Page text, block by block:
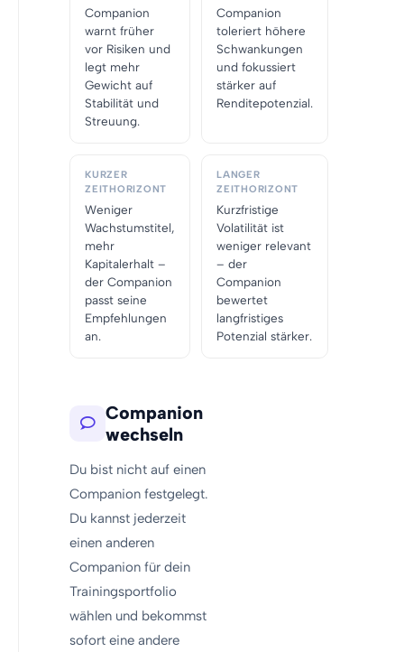
Companion
warnt früher
vor Risiken und
legt mehr
Gewicht auf
Stabilität und
Streuung.
Companion
toleriert höhere
Schwankungen
und fokussiert
stärker auf
Renditepotenzial.
KURZER
ZEITHORIZONT
Weniger
Wachstumstitel,
mehr
Kapitalerhalt –
der Companion
passt seine
Empfehlungen
an.
LANGER
ZEITHORIZONT
Kurzfristige
Volatilität ist
weniger relevant
– der
Companion
bewertet
langfristiges
Potenzial stärker.
Companion
wechseln
Du bist nicht auf einen
Companion festgelegt.
Du kannst jederzeit
einen anderen
Companion für dein
Trainingsportfolio
wählen und bekommst
sofort eine andere